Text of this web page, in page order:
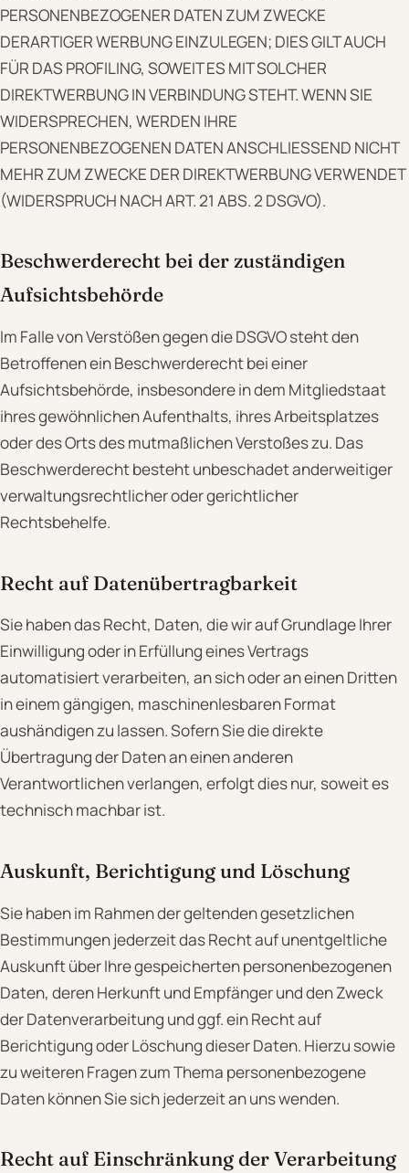
PERSONENBEZOGENER DATEN ZUM ZWECKE
DERARTIGER WERBUNG EINZULEGEN; DIES GILT AUCH
FÜR DAS PROFILING, SOWEIT ES MIT SOLCHER
DIREKTWERBUNG IN VERBINDUNG STEHT. WENN SIE
WIDERSPRECHEN, WERDEN IHRE
PERSONENBEZOGENEN DATEN ANSCHLIESSEND NICHT
MEHR ZUM ZWECKE DER DIREKTWERBUNG VERWENDET
(WIDERSPRUCH NACH ART. 21 ABS. 2 DSGVO).
Beschwerde­recht bei der zuständigen
Aufsichts­behörde
Im Falle von Verstößen gegen die DSGVO steht den
Betroffenen ein Beschwerderecht bei einer
Aufsichtsbehörde, insbesondere in dem Mitgliedstaat
ihres gewöhnlichen Aufenthalts, ihres Arbeitsplatzes
oder des Orts des mutmaßlichen Verstoßes zu. Das
Beschwerderecht besteht unbeschadet anderweitiger
verwaltungsrechtlicher oder gerichtlicher
Rechtsbehelfe.
Recht auf Daten­übertrag­barkeit
Sie haben das Recht, Daten, die wir auf Grundlage Ihrer
Einwilligung oder in Erfüllung eines Vertrags
automatisiert verarbeiten, an sich oder an einen Dritten
in einem gängigen, maschinenlesbaren Format
aushändigen zu lassen. Sofern Sie die direkte
Übertragung der Daten an einen anderen
Verantwortlichen verlangen, erfolgt dies nur, soweit es
technisch machbar ist.
Auskunft, Berichtigung und Löschung
Sie haben im Rahmen der geltenden gesetzlichen
Bestimmungen jederzeit das Recht auf unentgeltliche
Auskunft über Ihre gespeicherten personenbezogenen
Daten, deren Herkunft und Empfänger und den Zweck
der Datenverarbeitung und ggf. ein Recht auf
Berichtigung oder Löschung dieser Daten. Hierzu sowie
zu weiteren Fragen zum Thema personenbezogene
Daten können Sie sich jederzeit an uns wenden.
Recht auf Einschränkung der Verarbeitung